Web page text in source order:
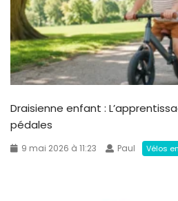
Draisienne enfant :
pédales
9 mai 2026 à 11:23 Paul Vélos